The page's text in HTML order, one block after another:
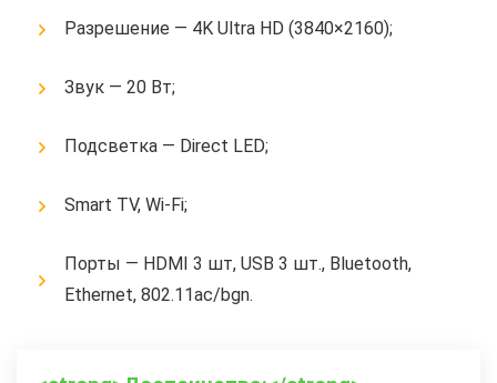
Разрешение — 4K Ultra HD (3840×2160);
Звук — 20 Вт;
Подсветка — Direct LED;
Smart TV, Wi-Fi;
Порты — HDMI 3 шт, USB 3 шт., Bluetooth,
Ethernet, 802.11ac/bgn.